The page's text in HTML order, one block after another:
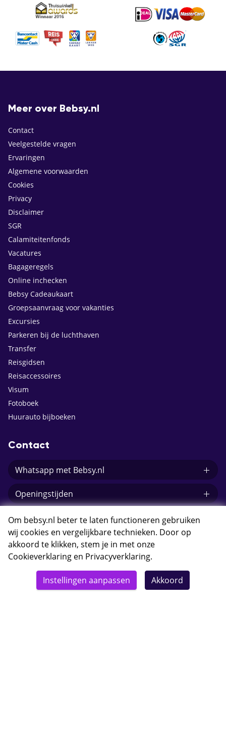
Meer over Bebsy.nl
Contact
Veelgestelde vragen
Ervaringen
Algemene voorwaarden
Cookies
Privacy
Disclaimer
SGR
Calamiteitenfonds
Vacatures
Bagageregels
Online inchecken
Bebsy Cadeaukaart
Groepsaanvraag voor vakanties
Excursies
Parkeren bij de luchthaven
Transfer
Reisgidsen
Reisaccessoires
Visum
Fotoboek
Huurauto bijboeken
Contact
Whatsapp met Bebsy.nl
Openingstijden
E-mail Bebsy.nl
© 2026 Bebsy.nl
Om bebsy.nl beter te laten functioneren gebruiken
wij cookies en vergelijkbare technieken. Door op
akkoord te klikken, stem je in met onze
Cookieverklaring en Privacyverklaring.
Instellingen aanpassen Akkoord